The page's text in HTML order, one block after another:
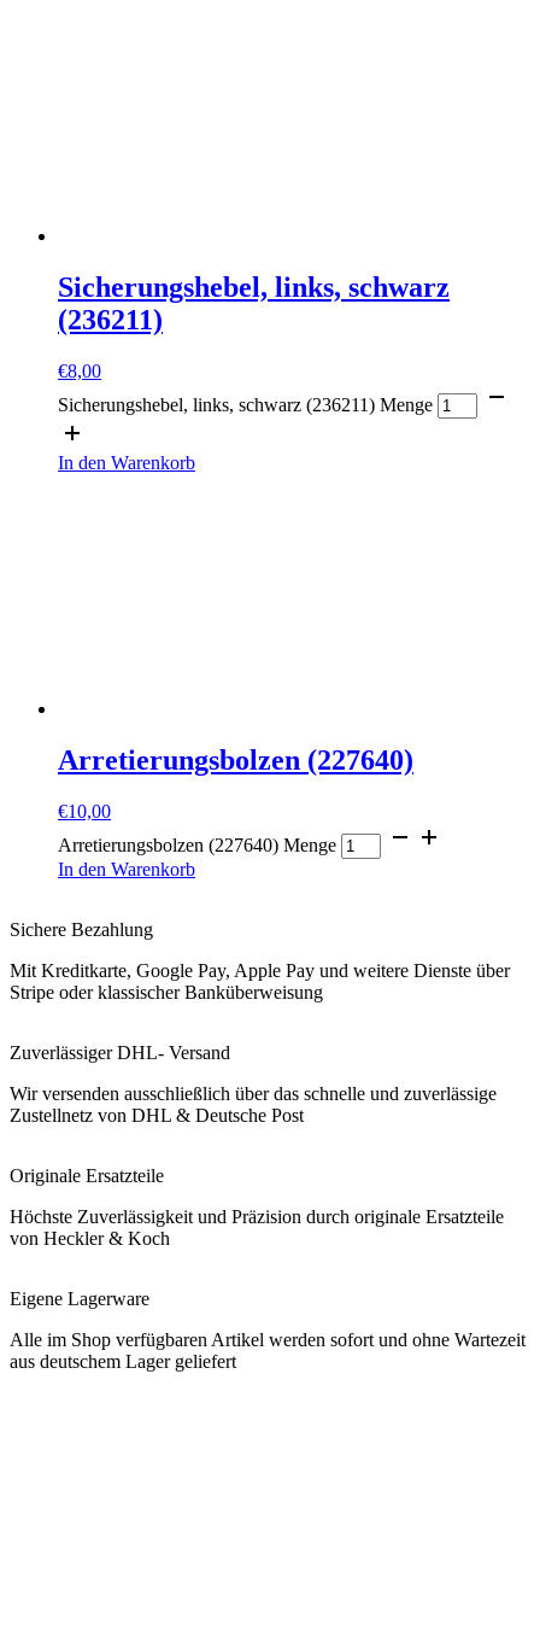
Sicherungshebel, links, schwarz
(236211)
€8,00
Sicherungshebel, links, schwarz (236211) Menge
In den Warenkorb
Arretierungsbolzen (227640)
€10,00
Arretierungsbolzen (227640) Menge
In den Warenkorb
Sichere Bezahlung
Mit Kreditkarte, Google Pay, Apple Pay und weitere Dienste über
Stripe oder klassischer Banküberweisung
Zuverlässiger DHL- Versand
Wir versenden ausschließlich über das schnelle und zuverlässige
Zustellnetz von DHL & Deutsche Post
Originale Ersatzteile
Höchste Zuverlässigkeit und Präzision durch originale Ersatzteile
von Heckler & Koch
Eigene Lagerware
Alle im Shop verfügbaren Artikel werden sofort und ohne Wartezeit
aus deutschem Lager geliefert